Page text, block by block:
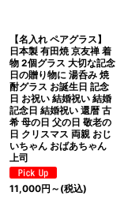
【名入れ ペアグラス】
日本製 有田焼 京友禅 着
物 2個グラス 大切な記念
日の贈り物に 湯呑み 焼
酎グラス お誕生日 記念
日 お祝い 結婚祝い 結婚
記念日 結婚祝い 還暦 古
希 母の日 父の日 敬老の
日 クリスマス 両親 おじ
いちゃん おばあちゃん
上司
11,000円 ～ (税込)